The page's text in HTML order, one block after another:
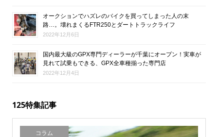
オークションでハズレのバイクを買ってしまった人の末
路…。壊れまくるFTR250とダートトラックライフ
2022年12月6日
国内最大級のGPX専門ディーラーが千葉にオープン！実車が
見れて試乗もできる、GPX全車種揃った専門店
2022年12月4日
125特集記事
コラム